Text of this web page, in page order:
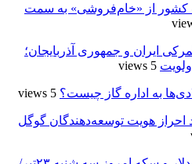
کشور از «خام‌فروشی» به سمت
ایران و جمهوری آذربایجان؛
5 views
به اداره گاز چیست؟ 5 views
احراز هویت توسعه‌دهندگان گوگل